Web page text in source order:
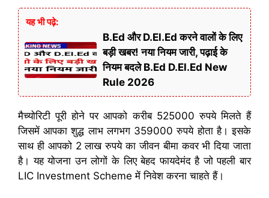
यह भी पढ़े:
B.Ed और D.El.Ed करने वालों के लिए
बड़ी खबर! नया नियम जारी, पढ़ाई के
नियम बदले B.Ed D.El.Ed New
Rule 2026
मैच्योरिटी पूरी होने पर आपको करीब 525000 रुपये मिलते हैं
जिसमें आपका शुद्ध लाभ लगभग 359000 रुपये होता है। इसके
साथ ही आपको 2 लाख रुपये का जीवन बीमा कवर भी दिया जाता
है। यह योजना उन लोगों के लिए बेहद फायदेमंद है जो पहली बार
LIC Investment Scheme में निवेश करना चाहते हैं।